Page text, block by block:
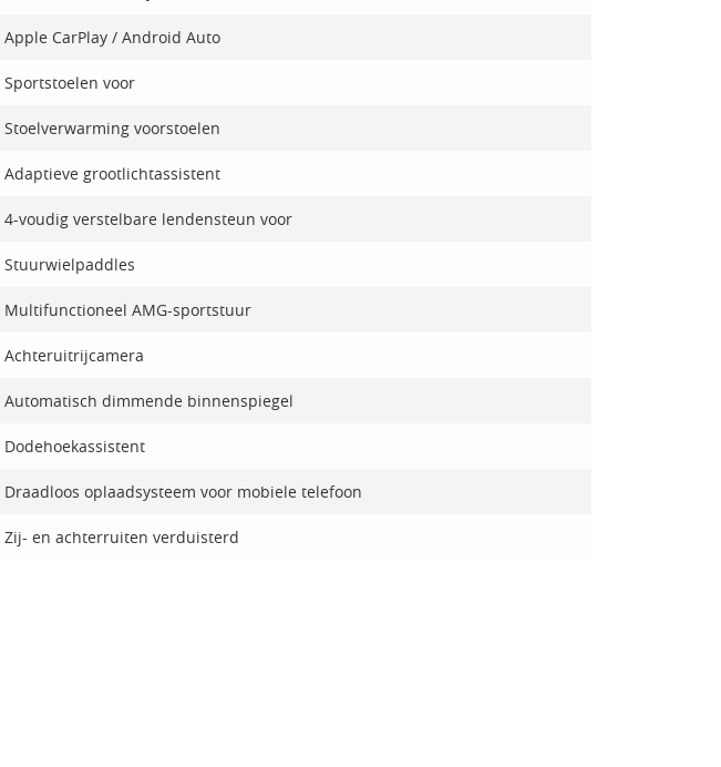
Apple CarPlay / Android Auto
Sportstoelen voor
Stoelverwarming voorstoelen
Adaptieve grootlichtassistent
4-voudig verstelbare lendensteun voor
Stuurwielpaddles
Multifunctioneel AMG-sportstuur
Achteruitrijcamera
Automatisch dimmende binnenspiegel
Dodehoekassistent
Draadloos oplaadsysteem voor mobiele telefoon
Zij- en achterruiten verduisterd